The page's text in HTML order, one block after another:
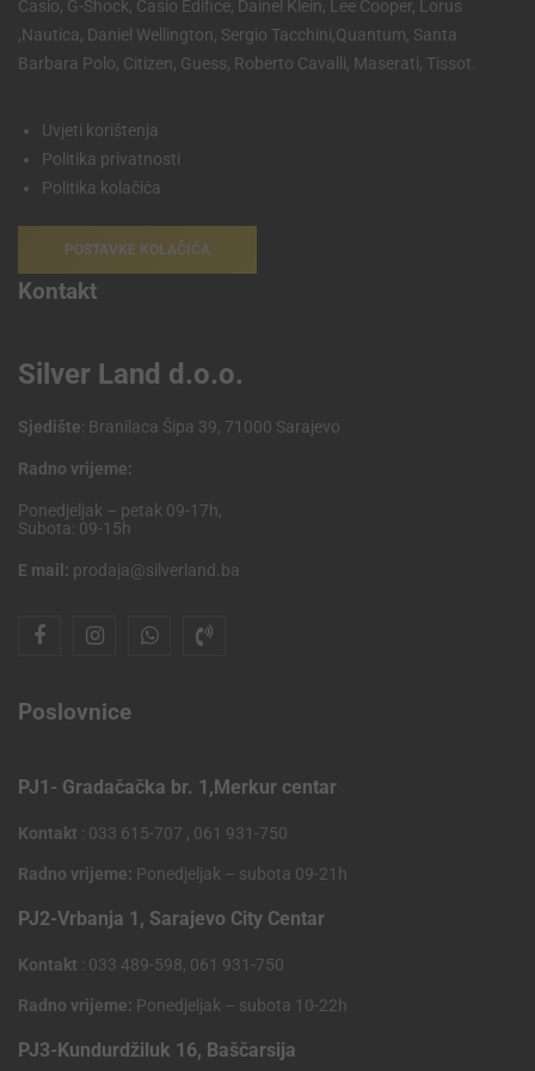
Casio, G-Shock, Casio Edifice, Dainel Klein, Lee Cooper, Lorus
,Nautica, Daniel Wellington, Sergio Tacchini,Quantum, Santa
Barbara Polo, Citizen, Guess, Roberto Cavalli, Maserati, Tissot.
Uvjeti korištenja
Politika privatnosti
Politika kolačića
POSTAVKE KOLAČIĆA
Kontakt
Silver Land d.o.o.
Sjedište: Branilaca Šipa 39, 71000 Sarajevo
Radno vrijeme:
Ponedjeljak – petak 09-17h,
Subota: 09-15h
E mail: prodaja@silverland.ba
Poslovnice
PJ1- Gradačačka br. 1,Merkur centar
Kontakt : 033 615-707 , 061 931-750
Radno vrijeme: Ponedjeljak – subota 09-21h
PJ2-Vrbanja 1, Sarajevo City Centar
Kontakt : 033 489-598, 061 931-750
Radno vrijeme: Ponedjeljak – subota 10-22h
PJ3-Kundurdžiluk 16, Baščarsija